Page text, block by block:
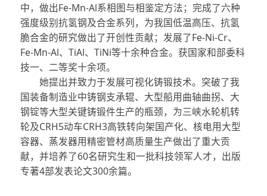
中，做出Fe-Mn-Al系相图与相鉴定方法；完成了六种
强度级别抗氢钢及合金系列，为我国低温高压、抗氢
脆合金的研究做出了开创性贡献；发展了Fe-Ni-Cr、
Fe-Mn-Al、 TiAl、 TiNi等十余种合金。获国家和部委科
技一、二等奖十余项。
她提出并致力于发展可视化铸锻技术。突破了我
国装备制造业中铸钢支承辊、大型船用曲轴曲拐、大
钢锭等大型关键铸锻件生产的瓶颈，为三峡水轮机转
轮及CRH5动车CRH3高铁转向架国产化、核电用大型
容器、蒸发器用精密管材高质量生产做出了重大贡
献，并培养了60名研究生和一批科技领军人才，出版
专著4部发表论文300余篇。